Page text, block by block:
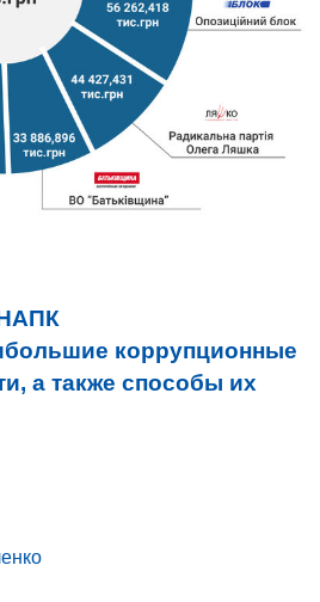
коррупционные
а также способы их